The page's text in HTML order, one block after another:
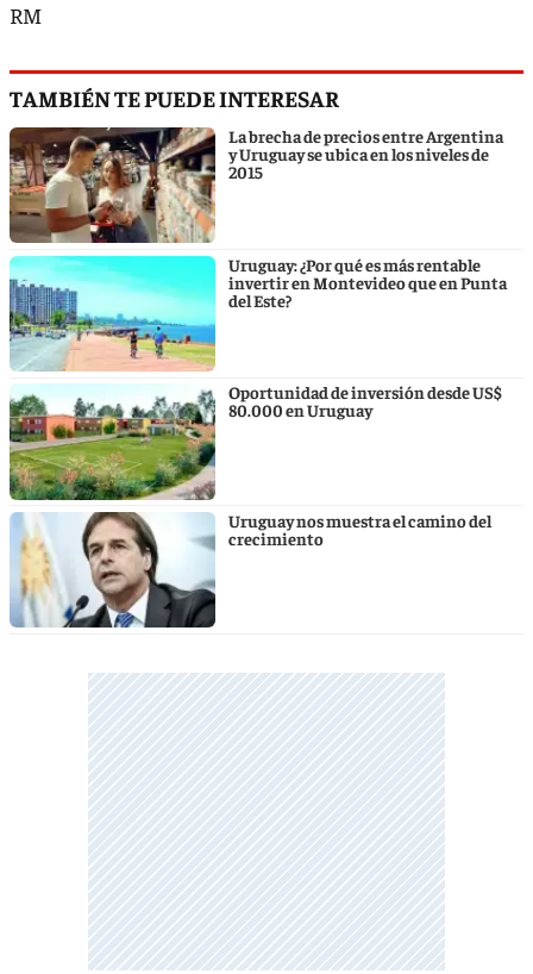
RM
TAMBIÉN TE PUEDE INTERESAR
La brecha de precios entre Argentina
y Uruguay se ubica en los niveles de
2015
Uruguay: ¿Por qué es más rentable
invertir en Montevideo que en Punta
del Este?
Oportunidad de inversión desde US$
80.000 en Uruguay
Uruguay nos muestra el camino del
crecimiento